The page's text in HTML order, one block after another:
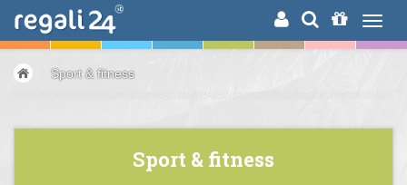
RICERCA
Sport & fitness
Sport & fitness